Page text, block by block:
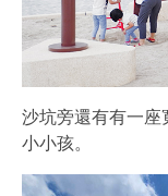
沙坑旁還有有一座
小小孩。